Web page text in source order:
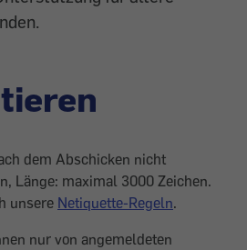
dem Abschicken nicht
Länge: maximal 3000 Zeichen.
unsere Netiquette-Regeln.
nur von angemeldeten